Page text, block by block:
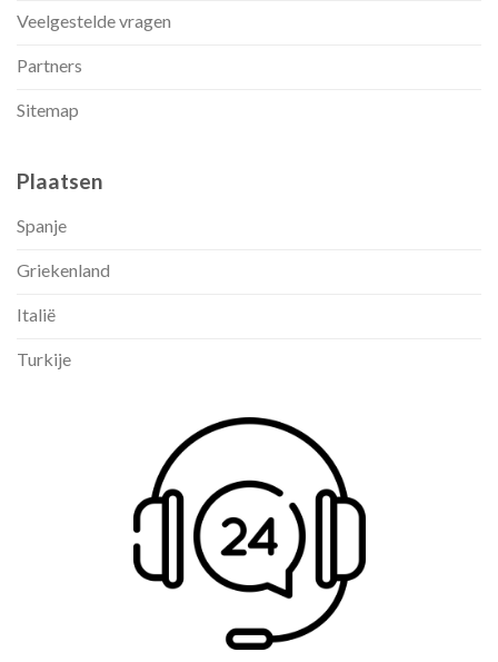
Veelgestelde vragen
Partners
Sitemap
Plaatsen
Spanje
Griekenland
Italië
Turkije